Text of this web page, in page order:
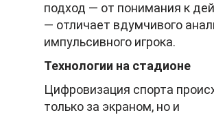
подход — от понимания к
— отличает вдумчивого
импульсивного игрока.
Технологии на стадионе
Цифровизация спорта
только за экраном, но и